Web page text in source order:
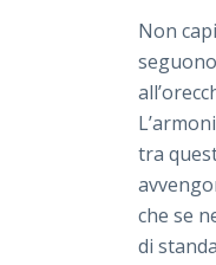
Non
tra
che se
di